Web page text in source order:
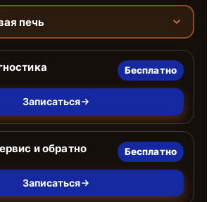
печь
Бесплатно
Записаться
и обратно Бесплатно
Записаться